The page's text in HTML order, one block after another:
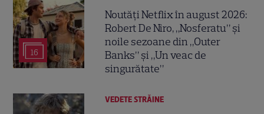
16
Noutăți Netflix în august 2026:
Robert De Niro, „Nosferatu” și
noile sezoane din „Outer
Banks” și „Un veac de
singurătate”
VEDETE STRĂINE